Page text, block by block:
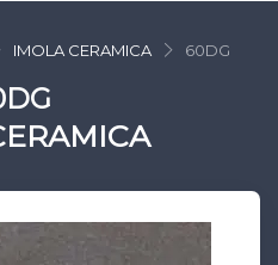
IMOLA CERAMICA 60DG